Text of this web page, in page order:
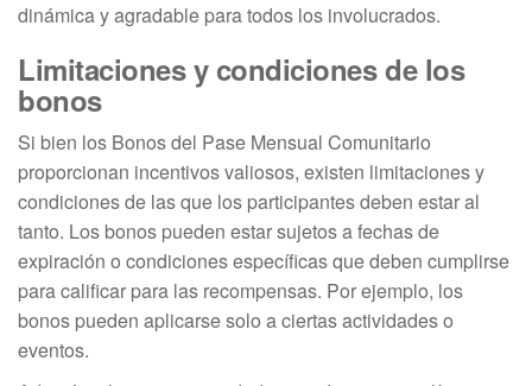
dinámica y agradable para todos los involucrados.
Limitaciones y condiciones de los
bonos
Si bien los Bonos del Pase Mensual Comunitario
proporcionan incentivos valiosos, existen limitaciones y
condiciones de las que los participantes deben estar al
tanto. Los bonos pueden estar sujetos a fechas de
expiración o condiciones específicas que deben cumplirse
para calificar para las recompensas. Por ejemplo, los
bonos pueden aplicarse solo a ciertas actividades o
eventos.